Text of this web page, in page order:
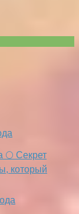
🌕 Секрет
который